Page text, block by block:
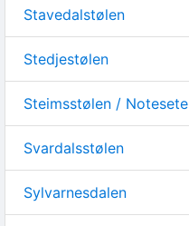
Stavedalstølen
Stedjestølen
Steimsstølen / Notesete
Svardalsstølen
Sylvarnesdalen